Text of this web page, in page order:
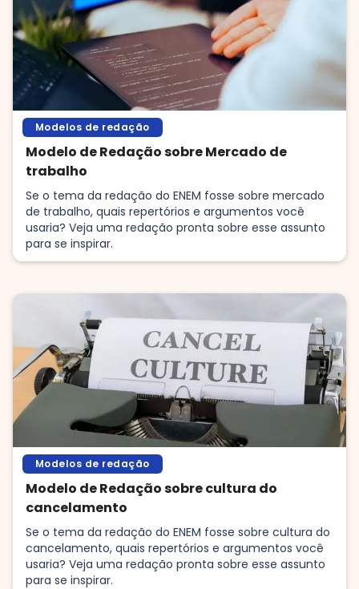
Modelos de redação
Modelo de Redação sobre Mercado de
trabalho
Se o tema da redação do ENEM fosse sobre mercado
de trabalho, quais repertórios e argumentos você
usaria? Veja uma redação pronta sobre esse assunto
para se inspirar.
Modelos de redação
Modelo de Redação sobre cultura do
cancelamento
Se o tema da redação do ENEM fosse sobre cultura do
cancelamento, quais repertórios e argumentos você
usaria? Veja uma redação pronta sobre esse assunto
para se inspirar.